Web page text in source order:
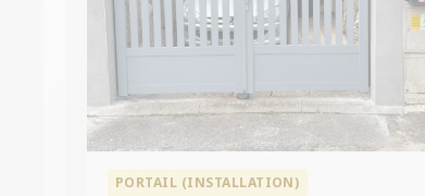
PORTAIL (INSTALLATION)